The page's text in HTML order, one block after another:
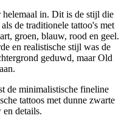
in. Dit is de stijl die
de traditionele tattoo's met
groen, blauw, rood en geel.
en realistische stijl was de
geduwd, maar Old
de minimalistische fineline
tattoos met dunne zwarte
details.